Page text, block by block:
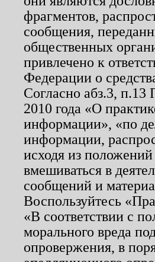
фрагментов,
сообщения,
общественных
привлечено к
Федерации о
Согласно абз.3,
2010 года «О
информации», «по
информации,
исходя из
вмешиваться в
сообщений и
Воспользуйтесь
«В соответствии с
морального вреда
опровержения, в